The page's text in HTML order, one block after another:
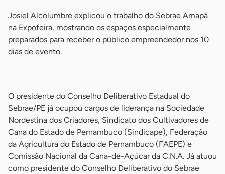
Josiel Alcolumbre explicou o trabalho do Sebrae Amapá
na Expofeira, mostrando os espaços especialmente
preparados para receber o público empreendedor nos 10
dias de evento.
O presidente do Conselho Deliberativo Estadual do
Sebrae/PE já ocupou cargos de liderança na Sociedade
Nordestina dos Criadores, Sindicato dos Cultivadores de
Cana do Estado de Pernambuco (Sindicape), Federação
da Agricultura do Estado de Pernambuco (FAEPE) e
Comissão Nacional da Cana-de-Açúcar da C.N.A. Já atuou
como presidente do Conselho Deliberativo do Sebrae